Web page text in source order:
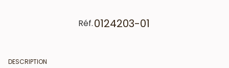
Réf.0124203-01
DESCRIPTION